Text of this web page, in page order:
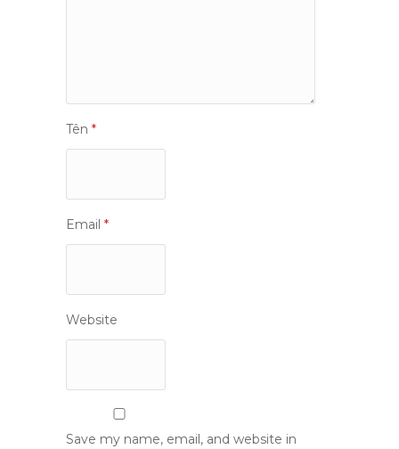
Tên *
Email *
Website
Save my name, email, and website in